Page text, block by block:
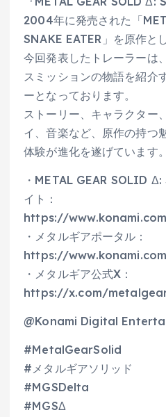
2004年に発売された「
SNAKE EATER」を原作と
今回発表したトレーラーは
スミッションの物語を紹介
ーとなっております。
ストーリー、キャラクター
イ、音楽など、原作の持つ
体験が進化を遂げています。
・METAL GEAR SOLID
イト：
https://
・メタルギアポータル：
https://
・メタルギア公式X：
https://x.com/
@Konami Digital
#MetalGearSolid
#メタルギアソリッド
#MGSDelta
#MGSΔ